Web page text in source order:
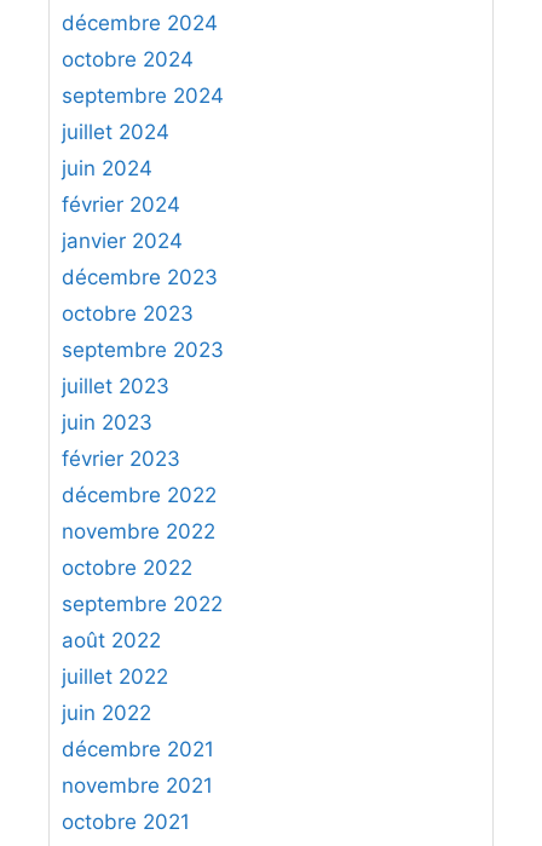
:
décembre 2024
octobre 2024
septembre 2024
juillet 2024
juin 2024
février 2024
janvier 2024
décembre 2023
octobre 2023
septembre 2023
juillet 2023
juin 2023
février 2023
décembre 2022
novembre 2022
octobre 2022
septembre 2022
août 2022
juillet 2022
juin 2022
décembre 2021
novembre 2021
octobre 2021